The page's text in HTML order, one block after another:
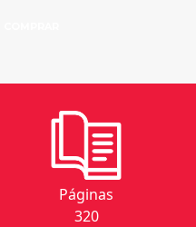
Páginas
320